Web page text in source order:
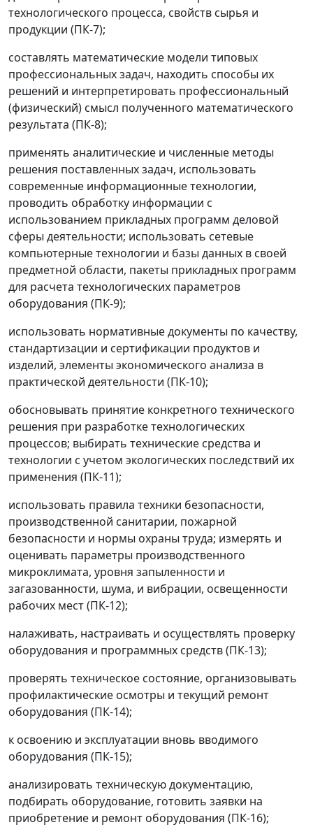
технологического процесса, свойств сырья и
продукции (ПК-7);
составлять математические модели типовых
профессиональных задач, находить способы их
решений и интерпретировать профессиональный
(физический) смысл полученного математического
результата (ПК-8);
применять аналитические и численные методы
решения поставленных задач, использовать
современные информационные технологии,
проводить обработку информации с
использованием прикладных программ деловой
сферы деятельности; использовать сетевые
компьютерные технологии и базы данных в своей
предметной области, пакеты прикладных программ
для расчета технологических параметров
оборудования (ПК-9);
использовать нормативные документы по качеству,
стандартизации и сертификации продуктов и
изделий, элементы экономического анализа в
практической деятельности (ПК-10);
обосновывать принятие конкретного технического
решения при разработке технологических
процессов; выбирать технические средства и
технологии с учетом экологических последствий их
применения (ПК-11);
использовать правила техники безопасности,
производственной санитарии, пожарной
безопасности и нормы охраны труда; измерять и
оценивать параметры производственного
микроклимата, уровня запыленности и
загазованности, шума, и вибрации, освещенности
рабочих мест (ПК-12);
налаживать, настраивать и осуществлять проверку
оборудования и программных средств (ПК-13);
проверять техническое состояние, организовывать
профилактические осмотры и текущий ремонт
оборудования (ПК-14);
к освоению и эксплуатации вновь вводимого
оборудования (ПК-15);
анализировать техническую документацию,
подбирать оборудование, готовить заявки на
приобретение и ремонт оборудования (ПК-16);